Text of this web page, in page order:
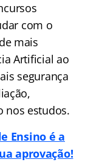
com o
mais
Artificial ao
segurança
nos estudos.
Ensino é a
aprovação!